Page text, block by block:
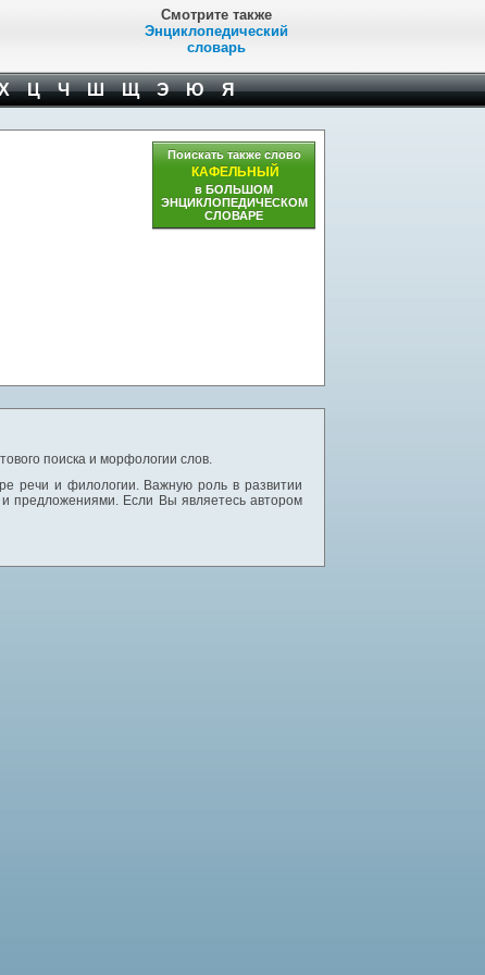
Смотрите также
Энциклопедический
словарь
Ц Ч Ш Щ Э Ю Я
Поискать также слово
КАФЕЛЬНЫЙ
в БОЛЬШОМ
ЭНЦИКЛОПЕДИЧЕСКОМ
СЛОВАРЕ
поиска и морфологии слов.
речи и филологии. Важную роль в развитии
предложениями. Если Вы являетесь автором